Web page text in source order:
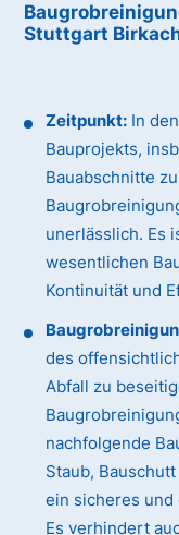
Stuttgart
Zeitpunkt: In
Bauprojekts,
Bauabschnitte
unerlässlich. Es
wesentlichen
Kontinuität und
des
Abfall zu
nachfolgende
Staub,
ein sicheres
Es verhindert